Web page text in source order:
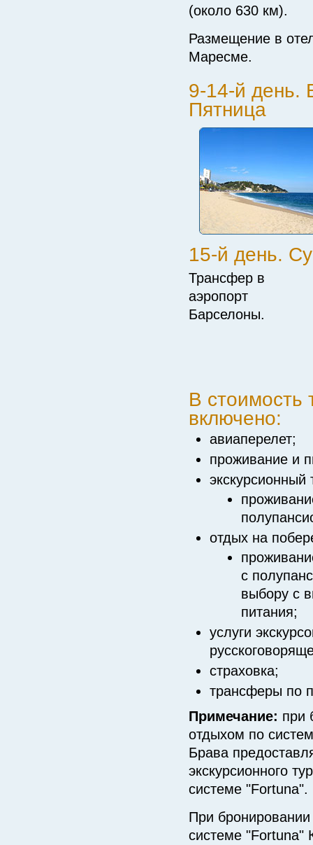
(около 630 км).
Размещение в
Маресме.
9-14-й день.
Пятница
15-й день.
Трансфер в
аэропорт
Барселоны.
В стоимость
включено:
авиаперелет;
проживание и
экскурсионный
отдых на
с
выбору с
питания;
услуги
страховка;
трансферы по
Примечание: при
отдыхом по
Брава
экскурсионного
системе "Fortuna".
При
системе "Fortuna"